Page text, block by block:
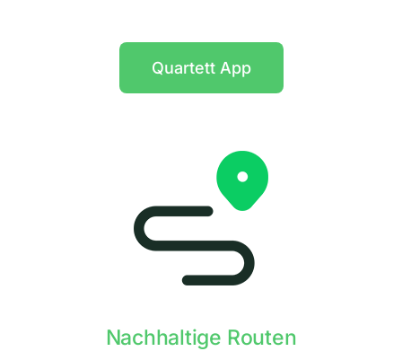
Quartett App
Nachhaltige Routen